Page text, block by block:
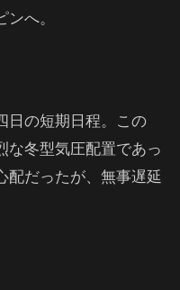
へ。
日の短期日程。この
な冬型気圧配置であっ
配だったが、無事遅延